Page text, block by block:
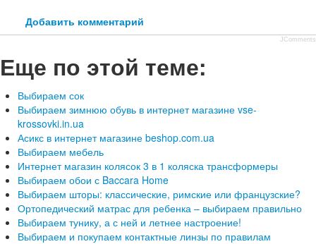
Добавить комментарий
JComments
Еще по этой теме:
Выбираем сок
Выбираем зимнюю обувь в интернет магазине vse-
krossovki.in.ua
Асикс в интернет магазине beshop.com.ua
Выбираем мебель
Интернет магазин колясок 3 в 1 коляска трансформеры
Выбираем обои с Baccara Home
Выбираем шторы: классические, римские или французские?
Ортопедический матрас для ребенка – выбираем правильно
Выбираем тунику, а с ней и летнее настроение!
Выбираем и покупаем контактные линзы по правилам